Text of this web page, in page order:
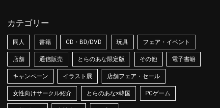
カテゴリー
同人 書籍 CD・BD/DVD 玩具 フェア・イベント
店舗 通信販売 とらのあな限定版 その他 電子書籍
キャンペーン イラスト展 店舗フェア・セール
女性向けサークル紹介 とらのあな×韓国 PCゲーム